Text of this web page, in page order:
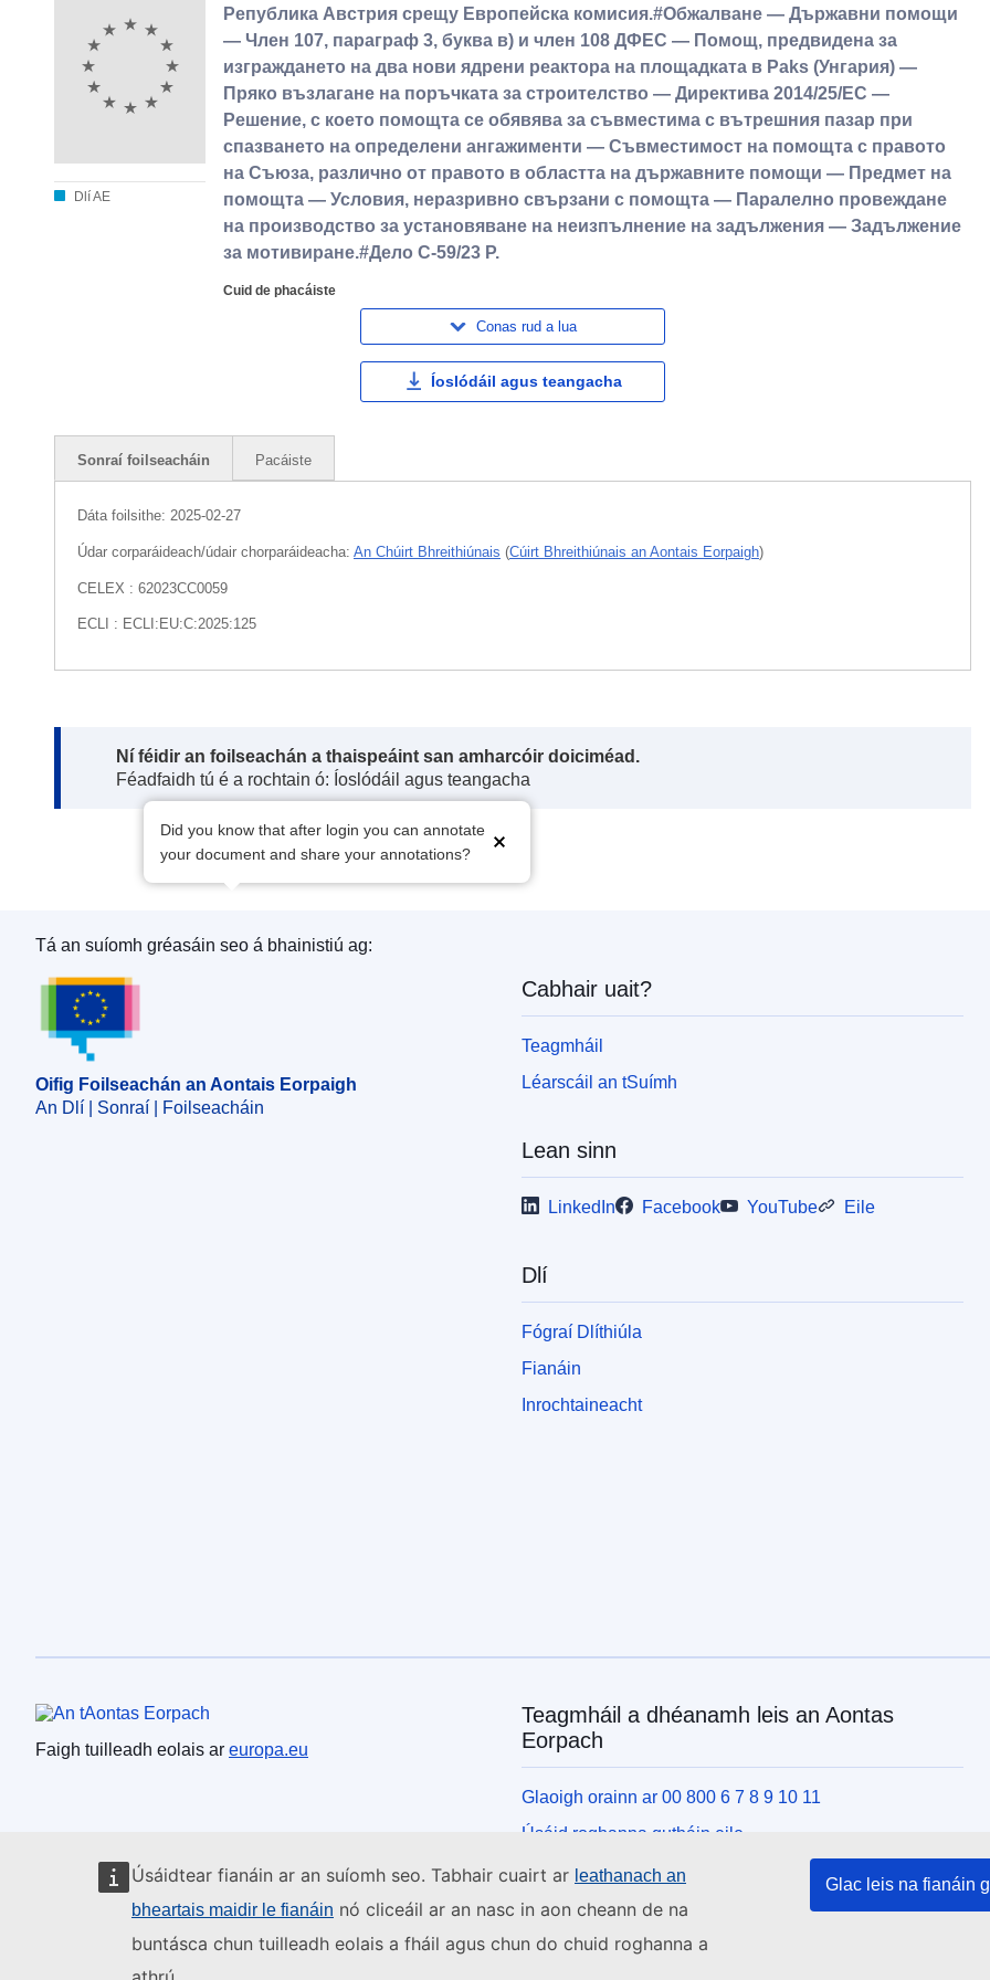
Úsáidtear fianáin ar an suíomh seo. Tabhair cuairt ar leathanach an
bheartais maidir le fianáin nó cliceáil ar an nasc in aon cheann de na
buntásca chun tuilleadh eolais a fháil agus chun do chuid roghanna a
Glac leis na fianáin
Dlí AE
Република Австрия срещу Европейска комисия.#Обжалване — Държавни помощи
— Член 107, параграф 3, буква в) и член 108 ДФЕС — Помощ, предвидена за
изграждането на два нови ядрени реактора на площадката в Paks (Унгария) —
Пряко възлагане на поръчката за строителство — Директива 2014/25/ЕС —
Решение, с което помощта се обявява за съвместима с вътрешния пазар при
спазването на определени ангажименти — Съвместимост на помощта с правото
на Съюза, различно от правото в областта на държавните помощи — Предмет на
помощта — Условия, неразривно свързани с помощта — Паралелно провеждане
на производство за установяване на неизпълнение на задължения — Задължение
за мотивиране.#Дело C-59/23 P.
Cuid de phacáiste
Conas rud a lua
Íoslódáil agus teangacha
Sonraí foilseacháin Pacáiste
Dáta foilsithe: 2025-02-27
Údar corparáideach/údair chorparáideacha: An Chúirt Bhreithiúnais (Cúirt Bhreithiúnais an Aontais Eorpaigh)
CELEX : 62023CC0059
ECLI : ECLI:EU:C:2025:125
Note:
Ní féidir an foilseachán a thaispeáint san amharcóir doiciméad.
Féadfaidh tú é a rochtain ó: Íoslódáil agus teangacha
Did you know that after login you can annotate
your document and share your annotations?
Oifig Foilseachán an Aontais Eorpaigh
Tá an suíomh gréasáin seo á bhainistiú ag:
Oifig Foilseachán an Aontais Eorpaigh
An Dlí | Sonraí | Foilseacháin
Cabhair uait?
Teagmháil
Léarscáil an tSuímh
Lean sinn
LinkedIn Facebook YouTube Eile
Dlí
Fógraí Dlíthiúla
Fianáin
Inrochtaineacht
An tAontas Eorpach
Faigh tuilleadh eolais ar europa.eu
Teagmháil a dhéanamh leis an Aontas
Eorpach
Glaoigh orainn ar 00 800 6 7 8 9 10 11
Úsáid roghanna gutháin eile
Scríobh chugainn tríd an bhfoirm theagmhála
Buail isteach chugainn i gceann de lárionaid an Aontais